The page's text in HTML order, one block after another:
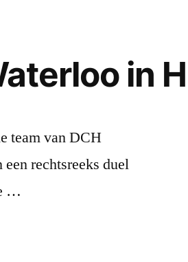
in
team van DCH
rechtsreeks duel
…